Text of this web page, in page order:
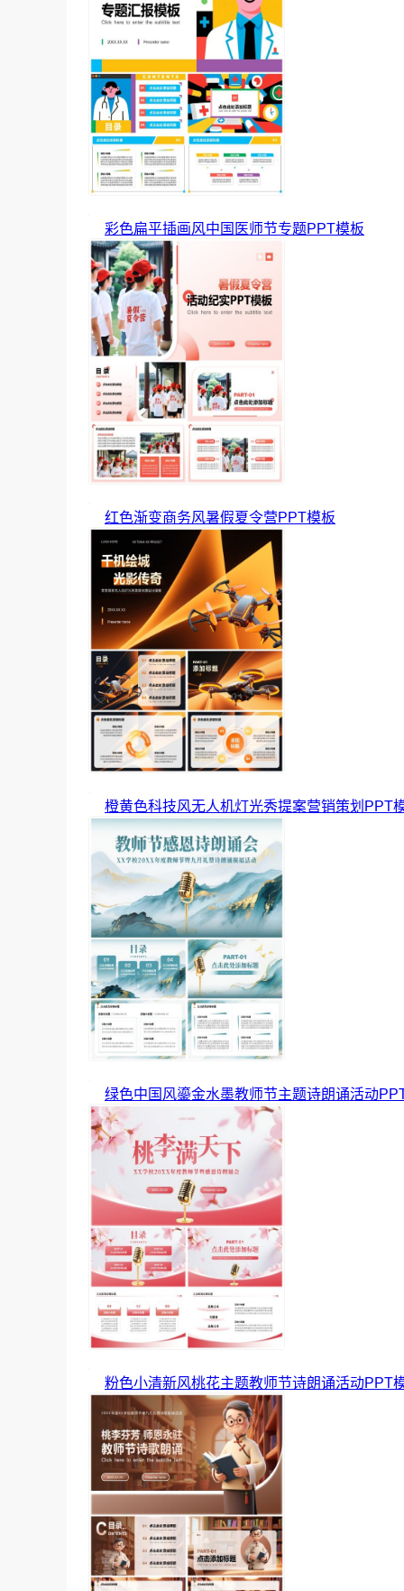
彩色扁平插画风中国医师节专题PPT模板
红色渐变商务风暑假夏令营PPT模板
橙黄色科技风无人机灯光秀提案营销策划PPT
绿色中国风鎏金水墨教师节主题诗朗诵活动
粉色小清新风桃花主题教师节诗朗诵活动PPT